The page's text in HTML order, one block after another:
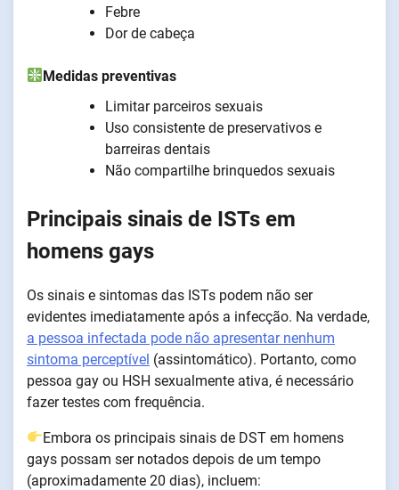
Febre
Dor de cabeça
Medidas preventivas
Limitar parceiros sexuais
Uso consistente de preservativos e
barreiras dentais
Não compartilhe brinquedos sexuais
Principais sinais de ISTs em
homens gays
Os sinais e sintomas das ISTs podem não ser
evidentes imediatamente após a infecção. Na verdade,
a pessoa infectada pode não apresentar nenhum
sintoma perceptível (assintomático). Portanto, como
pessoa gay ou HSH sexualmente ativa, é necessário
fazer testes com frequência.
Embora os principais sinais de DST em homens
gays possam ser notados depois de um tempo
(aproximadamente 20 dias), incluem: